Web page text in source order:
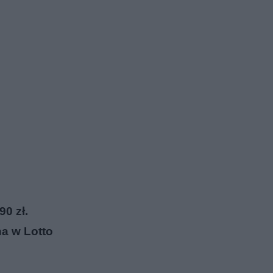
zł.
w Lotto